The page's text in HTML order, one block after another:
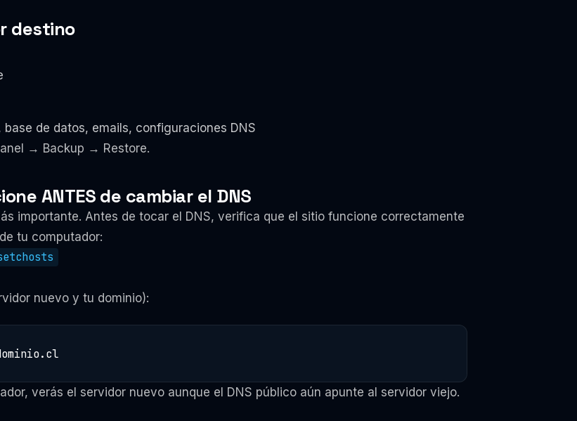
destino
de datos, emails, configuraciones DNS
→ Backup → Restore.
ANTES de cambiar el DNS
importante. Antes de tocar el DNS, verifica que el sitio funcione correctamente
tu computador:
nuevo y tu dominio):
verás el servidor nuevo aunque el DNS público aún apunte al servidor viejo.